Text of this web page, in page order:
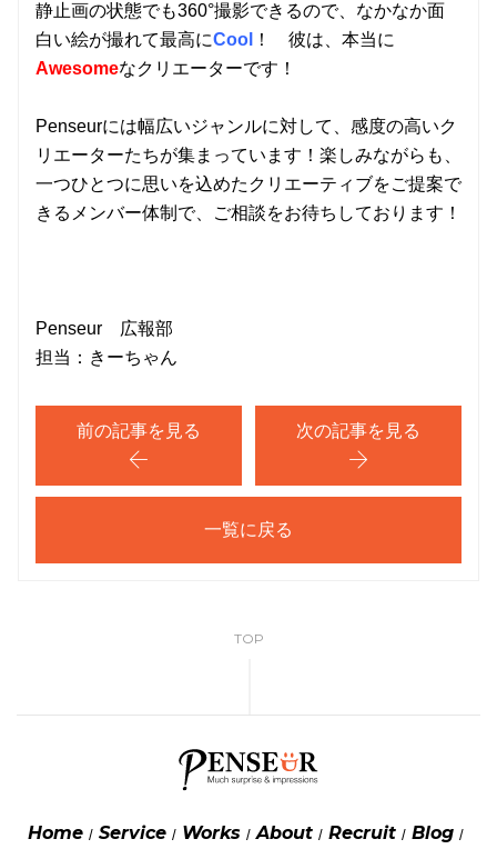
静止画の状態でも360°撮影できるので、なかなか面
白い絵が撮れて最高にCool
！ 彼は、本当に
Awesomeなクリエーターです！
Penseurには幅広いジャンルに対して、感度の高いク
リエーターたちが集まっています！楽しみながらも、
一つひとつに思いを込めたクリエーティブをご提案で
きるメンバー体制で、ご相談をお待ちしております！
Penseur 広報部
担当：きーちゃん
前の記事を見る
一覧に戻る
次の記事を見る
TOP
Home Service Works About Recruit
Blog